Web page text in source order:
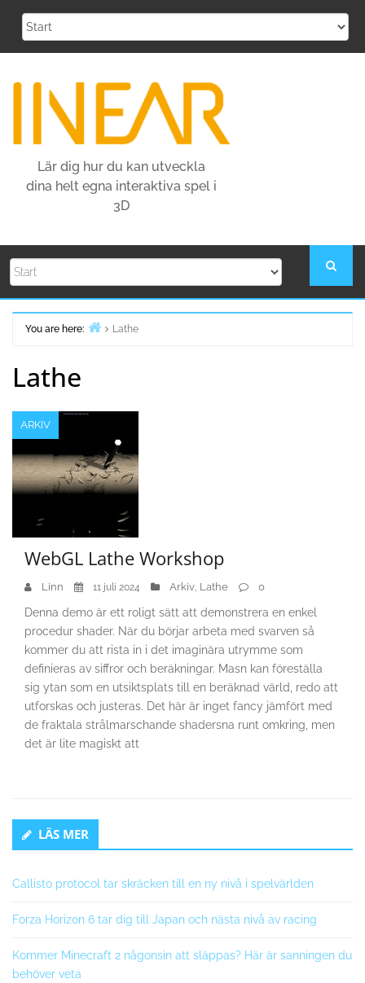
Lär dig hur du kan utveckla
dina helt egna interaktiva spel i
3D
You are here:
Lathe
Lathe
ARKIV
WebGL Lathe Workshop
Linn 11 juli 2024 Arkiv, Lathe 0
Denna demo är ett roligt sätt att demonstrera en enkel
procedur shader. När du börjar arbeta med svarven så
kommer du att rista in i det imaginära utrymme som
definieras av siffror och beräkningar. Masn kan föreställa
sig ytan som en utsiktsplats till en beräknad värld, redo att
utforskas och justeras. Det här är inget fancy jämfört med
de fraktala strålmarschande shadersna runt omkring, men
det är lite magiskt att
Secondary
Sidebar
LÄS MER
Callisto protocol tar skräcken till en ny nivå i spelvärlden
Forza Horizon 6 tar dig till Japan och nästa nivå av racing
Kommer Minecraft 2 någonsin att släppas? Här är sanningen du
behöver veta